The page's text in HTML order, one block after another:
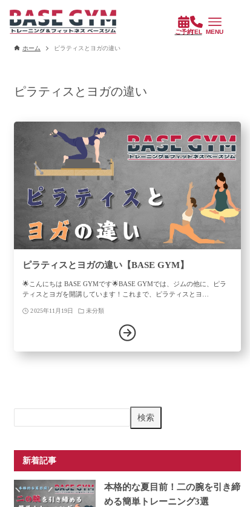
ホーム ピラティスとヨガの違い
ピラティスとヨガの違い
ピラティスとヨガの違い【BASE GYM】
🌟こんにちは BASE GYMです🌟BASE GYMでは、ジムの他に、ピラ
ティスとヨガを開講しています！これまで、ピラティスとヨ…
2025年11月19日 未分類
索
検索
新着記事
本格的な夏目前！二の腕を引き締
める簡単トレーニング3選